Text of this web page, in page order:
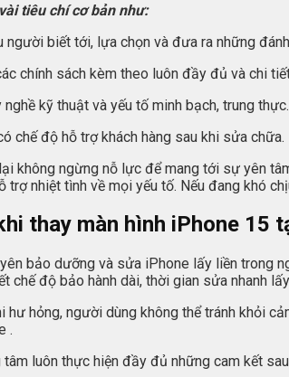
tiêu chí cơ bản như:
biết tới, lựa chọn và đưa ra những
chính sách kèm theo luôn đầy đủ và chi
kỹ thuật và yếu tố minh bạch, trung thực.
chế độ hỗ trợ khách hàng sau khi sửa chữa.
không ngừng nỗ lực để mang tới sự yên
nhiệt tình về mọi yếu tố. Nếu đang khó
thay màn hình iPhone 15
bảo dưỡng và sửa iPhone lấy liền trong
chế độ bảo hành dài, thời gian sửa nhanh
hư hỏng, người dùng không thể tránh khỏi
.
luôn thực hiện đầy đủ những cam kết